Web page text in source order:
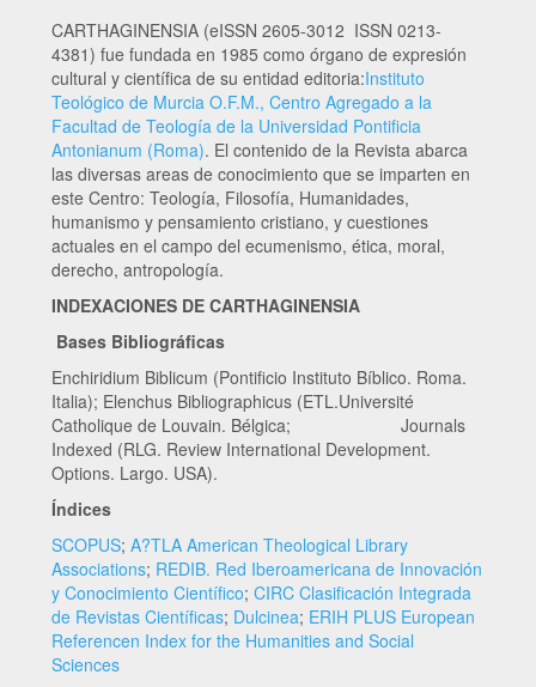
CARTHAGINENSIA (eISSN 2605-3012 ISSN 0213-
4381) fue fundada en 1985 como órgano de expresión
cultural y científica de su entidad editoria:Instituto
Teológico de Murcia O.F.M., Centro Agregado a la
Facultad de Teología de la Universidad Pontificia
Antonianum (Roma). El contenido de la Revista abarca
las diversas areas de conocimiento que se imparten en
este Centro: Teología, Filosofía, Humanidades,
humanismo y pensamiento cristiano, y cuestiones
actuales en el campo del ecumenismo, ética, moral,
derecho, antropología.
INDEXACIONES DE CARTHAGINENSIA
Bases Bibliográficas
Enchiridium Biblicum (Pontificio Instituto Bíblico. Roma.
Italia); Elenchus Bibliographicus (ETL.Université
Catholique de Louvain. Bélgica; Journals
Indexed (RLG. Review International Development.
Options. Largo. USA).
Índices
SCOPUS; A?TLA American Theological Library
Associations; REDIB. Red Iberoamericana de Innovación
y Conocimiento Científico; CIRC Clasificación Integrada
de Revistas Científicas; Dulcinea; ERIH PLUS European
Referencen Index for the Humanities and Social
Sciences